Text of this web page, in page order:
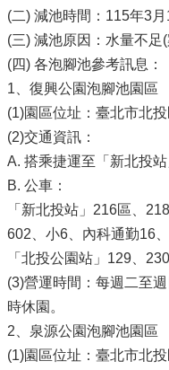
(二) 減池時間：115年3
(三) 減池原因：水量不足
(四) 各泡腳池參考訊息：
1、復興公園泡腳池園區
(1)園區位址：臺北市北
(2)交通資訊：
A. 搭乘捷運至「新北投
B. 公車：
「新北投站」216區、
602、小6、內科通勤16
「北投公園站」129、
(3)營運時間：每週二至
時休園。
2、泉源公園泡腳池園區
(1)園區位址：臺北市北